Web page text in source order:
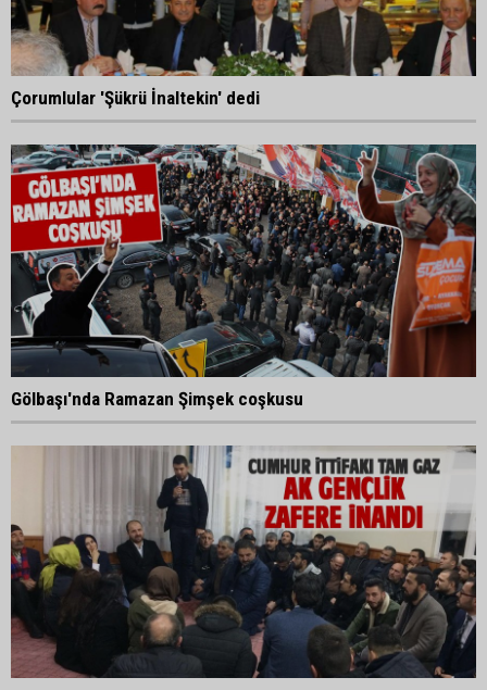
Çorumlular 'Şükrü İnaltekin' dedi
Gölbaşı'nda Ramazan Şimşek coşkusu